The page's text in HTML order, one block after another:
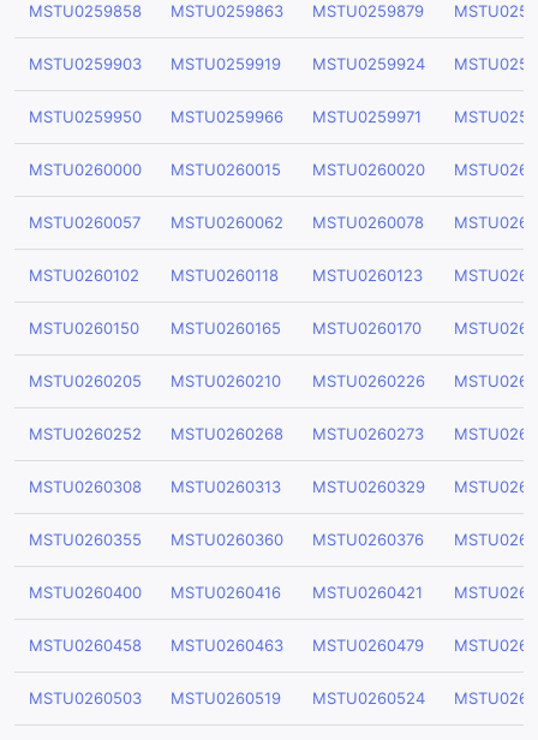
MSTU0259858 MSTU0259863 MSTU0259879
MSTU0259903 MSTU0259919 MSTU0259924
MSTU0259950 MSTU0259966 MSTU0259971
MSTU0260000 MSTU0260015 MSTU0260020
MSTU0260057 MSTU0260062 MSTU0260078
MSTU0260102 MSTU0260118 MSTU0260123
MSTU0260150 MSTU0260165 MSTU0260170
MSTU0260205 MSTU0260210 MSTU0260226
MSTU0260252 MSTU0260268 MSTU0260273
MSTU0260308 MSTU0260313 MSTU0260329
MSTU0260355 MSTU0260360 MSTU0260376
MSTU0260400 MSTU0260416 MSTU0260421
MSTU0260458 MSTU0260463 MSTU0260479
MSTU0260503 MSTU0260519 MSTU0260524